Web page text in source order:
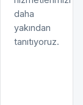
daha
yakından
tanıtıyoruz.